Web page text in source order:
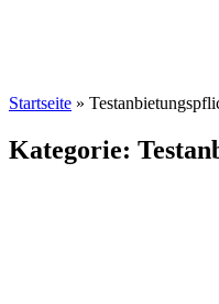
Startseite »
Kategorie: